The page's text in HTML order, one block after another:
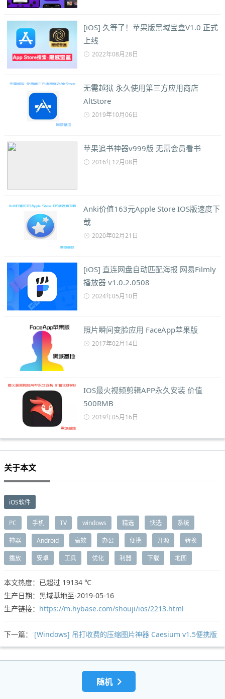
[iOS] 久等了！苹果版黑域宝盒V1.0 正式
上线
2022年08月28日
无需越狱 永久使用第三方应用商店
AltStore
2019年10月06日
苹果追书神器v999版 无需会员看书
2016年12月08日
Anki价值163元Apple Store IOS版速度下
载
2020年02月21日
[iOS] 直连网盘自动匹配海报 网易Filmly
播放器 v1.0.2.0508
2024年05月10日
照片瞬间变脸应用 FaceApp苹果版
2017年02月14日
IOS最火视频剪辑APP永久安装 价值
500RMB
2019年05月16日
关于本文
iOS软件
PC 手机 TV windows 精选 快选 系统
神器 Android 高效 办公 便携 开源 转换
播放 安卓 工具 优化 利器 下载 地图
本文热度：已超过 19134 ℃
生产日期：黑域基地至-2019-05-16
生产链接： https://m.hybase.com/shouji/ios/2213.html
下一篇： [Windows] 吊打收费的压缩图片神器 Caesium v1.5便携版
随机